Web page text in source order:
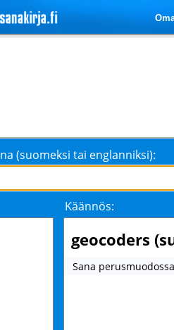
(suomeksi tai englanniksi):
Käännös:
geocoders
Sana